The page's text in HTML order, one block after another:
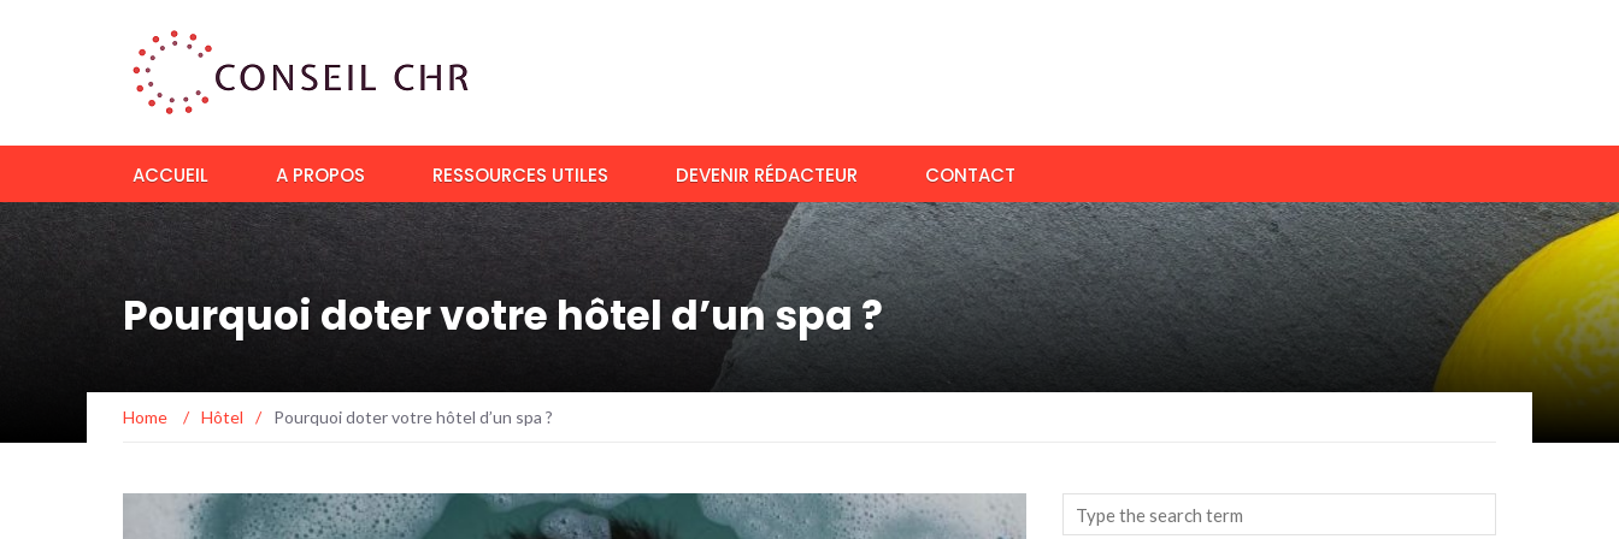
ACCUEIL A PROPOS RESSOURCES UTILES DEVENIR RÉDACTEUR CONTACT
Pourquoi doter votre hôtel d’un spa ?
Home / Hôtel / Pourquoi doter votre hôtel d’un spa ?